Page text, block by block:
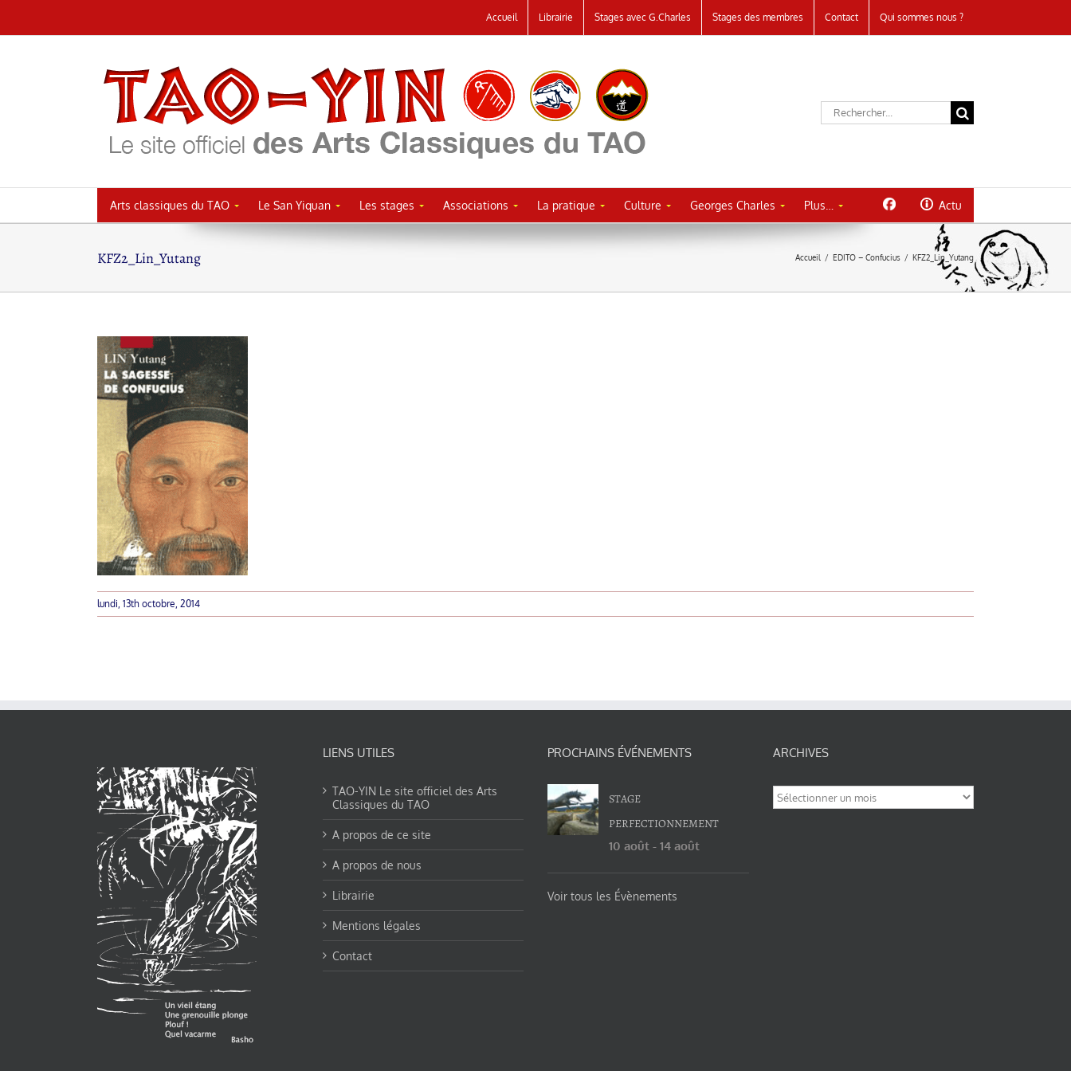
au
Accueil Librairie Stages avec G.Charles Stages des membres Contact Qui sommes nous ?
Rechercher:
Arts classiques du TAO Le San Yiquan Les stages Associations La pratique Culture Georges Charles Plus… Actu
KFZ2_Lin_Yutang Accueil / EDITO – Confucius / KFZ2_Lin_Yutang
lundi, 13th octobre, 2014
LIENS UTILES
TAO-YIN Le site officiel des Arts
Classiques du TAO
A propos de ce site
A propos de nous
Librairie
Mentions légales
Contact
PROCHAINS ÉVÉNEMENTS
STAGE
PERFECTIONNEMENT
10 août - 14 août
Voir tous les Évènements
ARCHIVES
Archives